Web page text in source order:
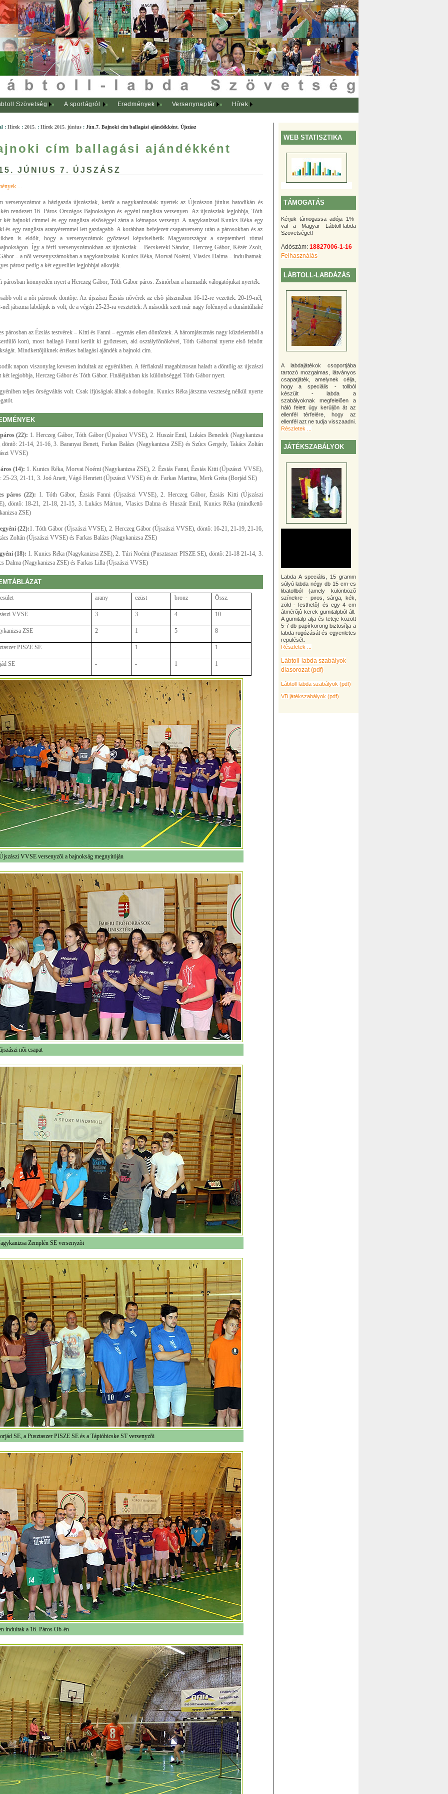
Szövetség A sportágról Eredmények Versenynaptár Hírek
WEB STATISZTIKA
TÁMOGATÁS
Kérjük támogassa adója 1%-
val a Magyar Lábtoll-labda
Szövetséget!
Adószám: 18827006-1-16
Felhasználás
LÁBTOLL-LABDÁZÁS
A labdajátékok csoportjába
tartozó mozgalmas, látványos
csapatjáték, amelynek célja,
hogy a speciális - tollból
készült - labda a
szabályoknak megfelelõen a
háló felett úgy kerüljön át az
ellenfél térfelére, hogy az
ellenfél azt ne tudja visszaadni.
Részletek ...
JÁTÉKSZABÁLYOK
Labda A speciális, 15 gramm
súlyú labda négy db 15 cm-es
libatollból (amely különbözõ
színekre - piros, sárga, kék,
zöld - festhetõ) és egy 4 cm
átmérõjû kerek gumitalpból áll.
A gumitalp alja és teteje között
5-7 db papírkorong biztosítja a
labda rugózását és egyenletes
repülését.
Részletek ...
Lábtoll-labda szabályok
diasorozat (pdf)
Lábtoll-labda szabályok (pdf)
VB játékszabályok (pdf)
: Hírek : 2015. : Hírek 2015. június: Jún.7. Bajnoki cím ballagási ajándékként. Újszász
cím ballagási ajándékként
JÚNIUS 7. ÚJSZÁSZ
...
versenyszámot a házigazda újszásziak, kettõt a nagykanizsaiak nyertek az Újszászon június hatodikán és
rendezett 16. Páros Országos Bajnokságon és egyéni ranglista versenyen. Az újszásziak legjobbja, Tóth
két bajnoki címmel és egy ranglista elsõséggel zárta a kétnapos versenyt. A nagykanizsai Kunics Réka egy
és egy ranglista aranyéremmel lett gazdagabb. A korábban befejezett csapatverseny után a párosokban és az
is eldõlt, hogy a versenyszámok gyõztesei képviselhetik Magyarországot a szeptemberi római
Így a férfi versenyszámokban az újszásziak – Becskereki Sándor, Herczeg Gábor, Kézér Zsolt,
– a nõi versenyszámokban a nagykanizsaiak Kunics Réka, Morvai Noémi, Vlasics Dalma – indulhatnak.
párost pedig a két egyesület legjobbjai alkotják.
párosban könnyedén nyert a Herczeg Gábor, Tóth Gábor páros. Zsinórban a harmadik válogatójukat nyerték.
volt a nõi párosok döntõje. Az újszászi Ézsiás nõvérek az elsõ játszmában 16-12-re vezettek. 20-19-nél,
nél játszma labdájuk is volt, de a végén 25-23-ra vesztettek: A második szett már nagy fölénnyel a dunántúliaké
párosban az Ézsiás testvérek – Kitti és Fanni – egymás ellen döntõztek. A háromjátszmás nagy küzdelembõl a
korú, most ballagó Fanni került ki gyõztesen, aki osztályfõnökével, Tóth Gáborral nyerte elsõ felnõtt
Mindkettõjüknek értékes ballagási ajándék a bajnoki cím.
napon viszonylag kevesen indultak az egyénikben. A férfiaknál magabiztosan haladt a döntõig az újszászi
két legjobbja, Herczeg Gábor és Tóth Gábor. Fináléjukban kis különbséggel Tóth Gábor nyert.
teljes õrségváltás volt. Csak ifjúságiak álltak a dobogón. Kunics Réka játszma veszteség nélkül nyerte
(22): 1. Herczeg Gábor, Tóth Gábor (Újszászi VVSE), 2. Huszár Emil, Lukács Benedek (Nagykanizsa
döntõ: 21-14, 21-16, 3. Baranyai Benett, Farkas Balázs (Nagykanizsa ZSE) és Szûcs Gergely, Takács Zoltán
VVSE)
(14): 1. Kunics Réka, Morvai Noémi (Nagykanizsa ZSE), 2. Ézsiás Fanni, Ézsiás Kitti (Újszászi VVSE),
25-23, 21-11, 3. Joó Anett, Vágó Henriett (Újszászi VVSE) és dr. Farkas Martina, Merk Gréta (Borjád SE)
páros (22): 1. Tóth Gábor, Ézsiás Fanni (Újszászi VVSE), 2. Herczeg Gábor, Ézsiás Kitti (Újszászi
döntõ: 18-21, 21-18, 21-15, 3. Lukács Márton, Vlasics Dalma és Huszár Emil, Kunics Réka (mindkettõ
ZSE)
(22):1. Tóth Gábor (Újszászi VVSE), 2. Herczeg Gábor (Újszászi VVSE), döntõ: 16-21, 21-19, 21-16,
Zoltán (Újszászi VVSE) és Farkas Balázs (Nagykanizsa ZSE)
(18): 1. Kunics Réka (Nagykanizsa ZSE), 2. Túri Noémi (Pusztaszer PISZE SE), döntõ: 21-18 21-14, 3.
Dalma (Nagykanizsa ZSE) és Farkas Lilla (Újszászi VVSE)
arany ezüst bronz Össz.
VVSE 3 3 4 10
ZSE 2 1 5 8
PISZE SE - 1 - 1
SE - - 1 1
VVSE versenyzõi a bajnokság megnyitóján
nõi csapat
Zemplén SE versenyzõi
SE, a Pusztaszer PISZE SE és a Tápióbicske ST versenyzõi
indultak a 16. Páros Ob-én